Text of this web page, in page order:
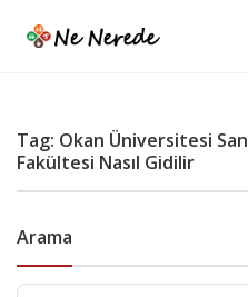
Tag: Okan Üniversitesi
Fakültesi Nasıl Gidilir
Arama